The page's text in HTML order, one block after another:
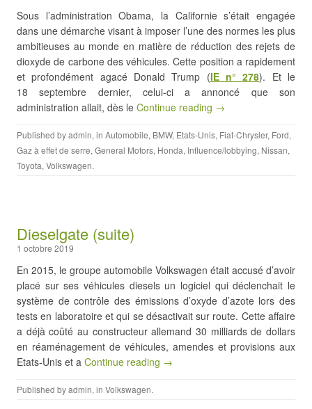
Sous l’administration Obama, la Californie s’était engagée
dans une démarche visant à imposer l’une des normes les plus
ambitieuses au monde en matière de réduction des rejets de
dioxyde de carbone des véhicules. Cette position a rapidement
et profondément agacé Donald Trump (IE n° 278). Et le
18 septembre dernier, celui-ci a annoncé que son
administration allait, dès le Continue reading →
Published byadmin, in Automobile, BMW, Etats-Unis, Fiat-Chrysler, Ford,
Gaz à effet de serre, General Motors, Honda, Influence/lobbying, Nissan,
Toyota, Volkswagen.
Dieselgate (suite)
1 octobre 2019
En 2015, le groupe automobile Volkswagen était accusé d’avoir
placé sur ses véhicules diesels un logiciel qui déclenchait le
système de contrôle des émissions d’oxyde d’azote lors des
tests en laboratoire et qui se désactivait sur route. Cette affaire
a déjà coûté au constructeur allemand 30 milliards de dollars
en réaménagement de véhicules, amendes et provisions aux
Etats-Unis et a Continue reading →
Published byadmin, in Volkswagen.